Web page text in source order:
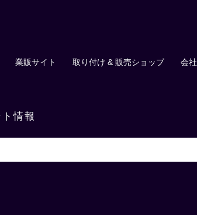
業販サイト 取り付け & 販売ショップ 会
情報